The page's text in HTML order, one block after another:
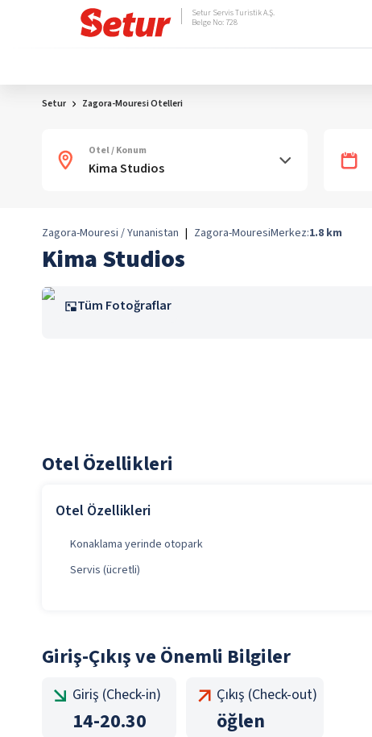
Setur Servis Turistik A.Ş.
Belge No: 728
Setur Zagora-Mouresi Otelleri
Otel / Konum
Zagora-Mouresi / Yunanistan | Zagora-MouresiMerkez:1.8 km
Kima Studios
Tüm Fotoğraflar
Otel Özellikleri
Otel Özellikleri
Konaklama yerinde otopark
Servis (ücretli)
Giriş-Çıkış ve Önemli Bilgiler
Giriş (Check-in)
14-20.30
Çıkış (Check-out)
öğlen